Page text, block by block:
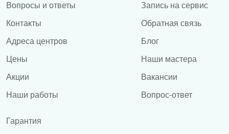
Вопросы и ответы
Контакты
Адреса центров
Цены
Акции
Наши работы
Запись на сервис
Обратная связь
Блог
Наши мастера
Вакансии
Вопрос-ответ
Гарантия